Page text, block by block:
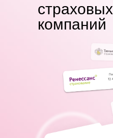
страховых
компаний